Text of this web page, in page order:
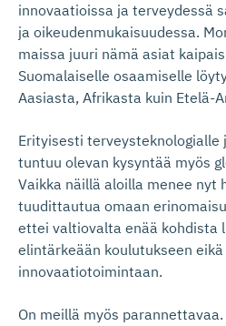
innovaatioissa ja terveydessä
ja oikeudenmukaisuudessa.
maissa juuri nämä asiat
Suomalaiselle osaamiselle
Aasiasta, Afrikasta kuin Etelä-
Erityisesti terveysteknologialle
tuntuu olevan kysyntää myös
Vaikka näillä aloilla menee nyt
tuudittautua omaan
ettei valtiovalta enää kohdista
elintärkeään koulutukseen
innovaatiotoimintaan.
On meillä myös